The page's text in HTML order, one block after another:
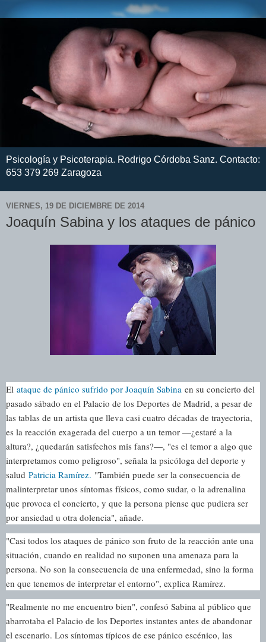
Psicología y Psicoterapia. Rodrigo Córdoba Sanz. Contacto:
653 379 269 Zaragoza
VIERNES, 19 DE DICIEMBRE DE 2014
Joaquín Sabina y los ataques de pánico
El ataque de pánico sufrido por Joaquín Sabina en su concierto del
pasado sábado en el Palacio de los Deportes de Madrid, a pesar de
las tablas de un artista que lleva casi cuatro décadas de trayectoria,
es la reacción exagerada del cuerpo a un temor —¿estaré a la
altura?, ¿quedarán satisfechos mis fans?—, "es el temor a algo que
interpretamos como peligroso", señala la psicóloga del deporte y
salud Patricia Ramírez. "También puede ser la consecuencia de
malinterpretar unos síntomas físicos, como sudar, o la adrenalina
que provoca el concierto, y que la persona piense que pudiera ser
por ansiedad u otra dolencia", añade.
"Casi todos los ataques de pánico son fruto de la reacción ante una
situación, cuando en realidad no suponen una amenaza para la
persona. No son la consecuencia de una enfermedad, sino la forma
en que tenemos de interpretar el entorno", explica Ramírez.
"Realmente no me encuentro bien", confesó Sabina al público que
abarrotaba el Palacio de los Deportes instantes antes de abandonar
el escenario. Los síntomas típicos de ese pánico escénico, las